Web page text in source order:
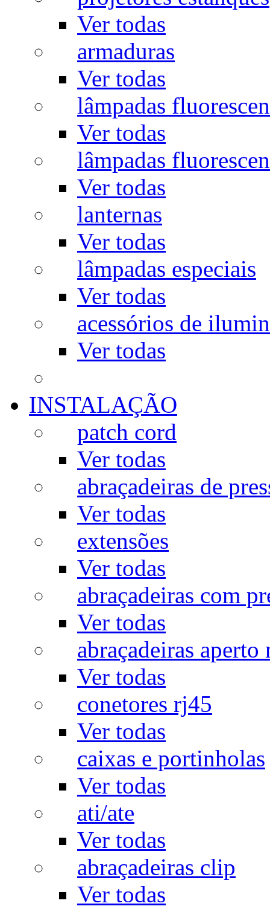
Ver todas
armaduras
Ver todas
lâmpadas
Ver todas
lâmpadas
Ver todas
lanternas
Ver todas
lâmpadas especiais
Ver todas
acessórios de
Ver todas
INSTALAÇÃO
patch cord
Ver todas
abraçadeiras de
Ver todas
extensões
Ver todas
abraçadeiras com
Ver todas
abraçadeiras aperto
Ver todas
conetores rj45
Ver todas
caixas e portinholas
Ver todas
ati/ate
Ver todas
abraçadeiras clip
Ver todas